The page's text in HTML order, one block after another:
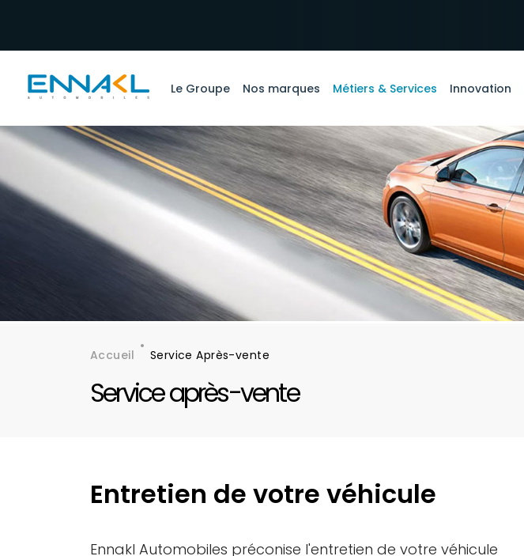
Le Groupe Nos marques Métiers & Services Innovation
Fil d'Ariane
Accueil Service Après-vente
Service après-vente
Entretien de votre véhicule
Ennakl Automobiles préconise l'entretien de votre véhicule